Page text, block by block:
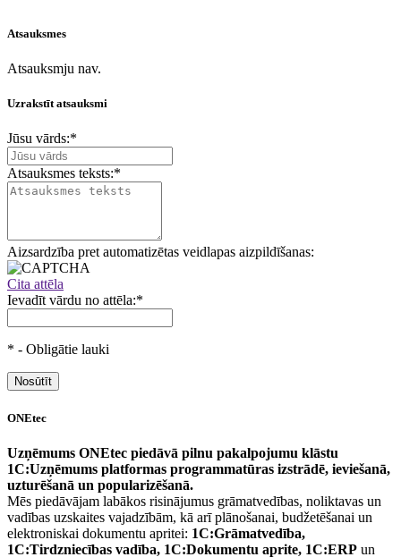
Atsauksmes
Atsauksmju nav.
Uzrakstīt atsauksmi
Jūsu vārds:*
Atsauksmes teksts:*
Aizsardzība pret automatizētas veidlapas aizpildīšanas:
Cita attēla
Ievadīt vārdu no attēla:*
* - Obligātie lauki
ONEtec
Uzņēmums ONEtec piedāvā pilnu pakalpojumu klāstu
1C:Uzņēmums platformas programmatūras izstrādē, ieviešanā,
uzturēšanā un popularizēšanā.
Mēs piedāvājam labākos risinājumus grāmatvedības, noliktavas un
vadības uzskaites vajadzībām, kā arī plānošanai, budžetēšanai un
elektroniskai dokumentu apritei: 1C:Grāmatvedība,
1C:Tirdzniecības vadība, 1C:Dokumentu aprite, 1C:ERP un